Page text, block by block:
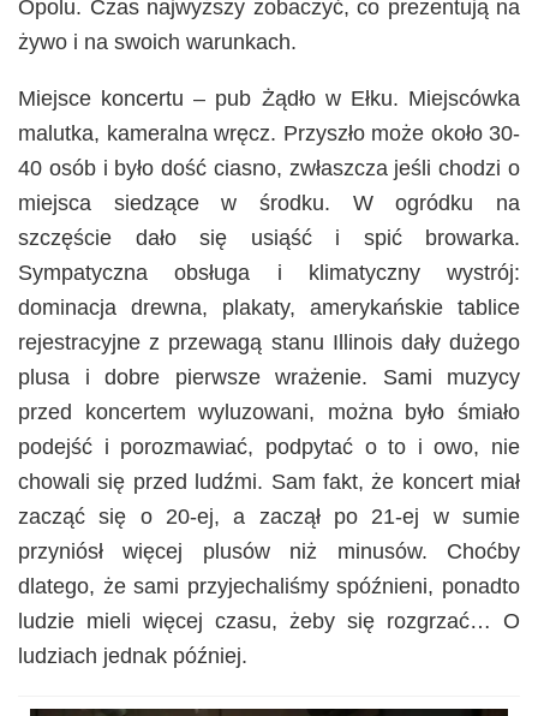
Opolu. Czas najwyższy zobaczyć, co prezentują na
żywo i na swoich warunkach.
Miejsce koncertu – pub Żądło w Ełku. Miejscówka
malutka, kameralna wręcz. Przyszło może około 30-
40 osób i było dość ciasno, zwłaszcza jeśli chodzi o
miejsca siedzące w środku. W ogródku na
szczęście dało się usiąść i spić browarka.
Sympatyczna obsługa i klimatyczny wystrój:
dominacja drewna, plakaty, amerykańskie tablice
rejestracyjne z przewagą stanu Illinois dały dużego
plusa i dobre pierwsze wrażenie. Sami muzycy
przed koncertem wyluzowani, można było śmiało
podejść i porozmawiać, podpytać o to i owo, nie
chowali się przed ludźmi. Sam fakt, że koncert miał
zacząć się o 20-ej, a zaczął po 21-ej w sumie
przyniósł więcej plusów niż minusów. Choćby
dlatego, że sami przyjechaliśmy spóźnieni, ponadto
ludzie mieli więcej czasu, żeby się rozgrzać… O
ludziach jednak później.